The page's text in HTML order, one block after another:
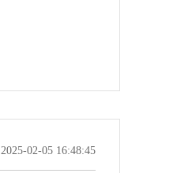
2025-02-05 16:48:45